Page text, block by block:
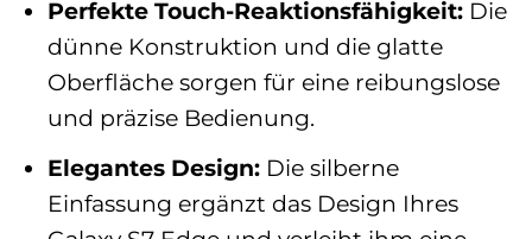
Perfekte Touch-Reaktionsfähigkeit:Die
dünne Konstruktion und die glatte
Oberfläche sorgen für eine reibungslose
und präzise Bedienung.
Elegantes Design:Die silberne
Einfassung ergänzt das Design Ihres